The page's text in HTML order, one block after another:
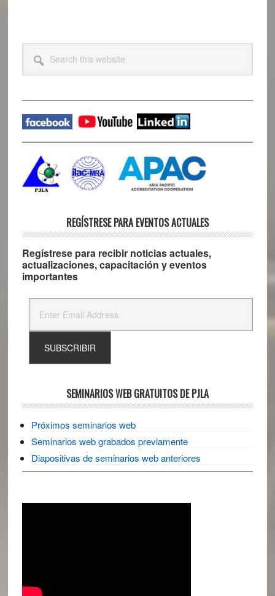
Primary
Sidebar
this
website
REGÍSTRESE PARA EVENTOS ACTUALES
Regístrese para recibir noticias actuales,
actualizaciones, capacitación y eventos
importantes
SEMINARIOS WEB GRATUITOS DE PJLA
Próximos seminarios web
Seminarios web grabados previamente
Diapositivas de seminarios web anteriores